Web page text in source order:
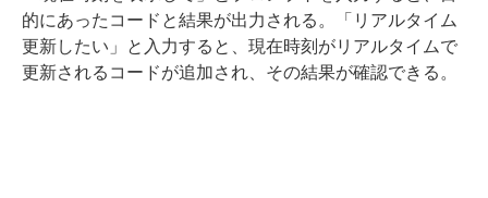
的にあったコードと結果が出力される。「リアルタイム
更新したい」と入力すると、現在時刻がリアルタイムで
更新されるコードが追加され、その結果が確認できる。